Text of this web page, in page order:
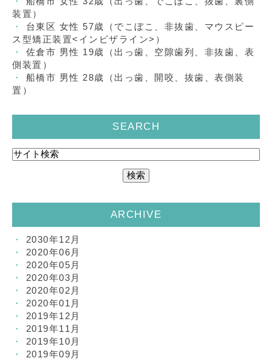
装置）
台東区 女性 57歳（でこぼこ、非抜歯、マウスピー
ス型矯正装置<インビザライン>）
佐倉市 男性 19歳（出っ歯、空隙歯列、非抜歯、表
側装置）
船橋市 男性 28歳（出っ歯、開咬、抜歯、表側装
置）
SEARCH
ARCHIVE
2030年12月
2020年06月
2020年05月
2020年03月
2020年02月
2020年01月
2019年12月
2019年11月
2019年10月
2019年09月